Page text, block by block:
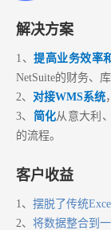
解决方案
1、提高业务效率
NetSuite的财务、
2、 对接WMS系统
3、 简化从意大利
的流程。
客户收益
1、 摆脱了传统
2、 将数据整合到